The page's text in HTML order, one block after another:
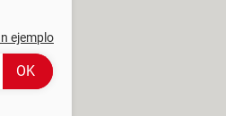
ejemplo